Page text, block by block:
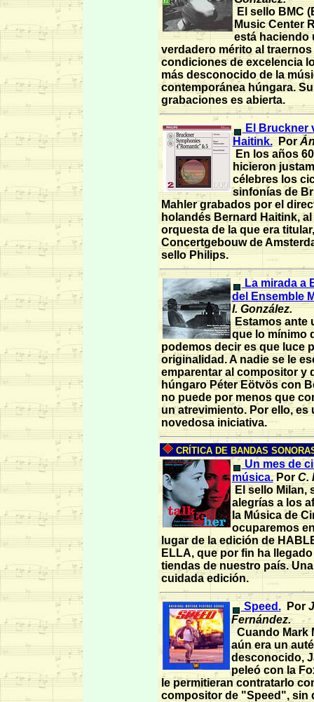
El sello BMC
Music Center
está haciendo
verdadero mérito al traernos
condiciones de excelencia
más desconocido de la
contemporánea húngara.
grabaciones es abierta.
El Bruckner
Haitink.
Por
En los años
hicieron
célebres los
sinfonías de
Mahler grabados por el
holandés Bernard Haitink, al
orquesta de la que era
Concertgebouw de
sello Philips.
La mirada a
del Ensemble
I. González.
Estamos ante
que lo mínimo
podemos decir es que luce
originalidad. A nadie se le
emparentar al compositor y
húngaro Péter Eötvös con
no puede por menos que
un atrevimiento. Por ello, es
novedosa iniciativa.
CRÍTICA DE BANDAS
Un mes de
música. PorC.
El sello Milan,
alegrías a los
la Música de
ocuparemos
lugar de la edición de
ELLA, que por fin ha llegado
tiendas de nuestro país.
cuidada edición.
Speed. Por
Fernández.
Cuando Mark
aún era un
desconocido,
peleó con la
le permitieran contratarlo
compositor de "Speed", sin